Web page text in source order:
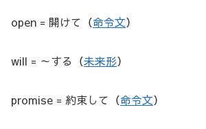
open = 開けて（命令文）
will = ～する（未来形）
promise = 約束して（命令文）